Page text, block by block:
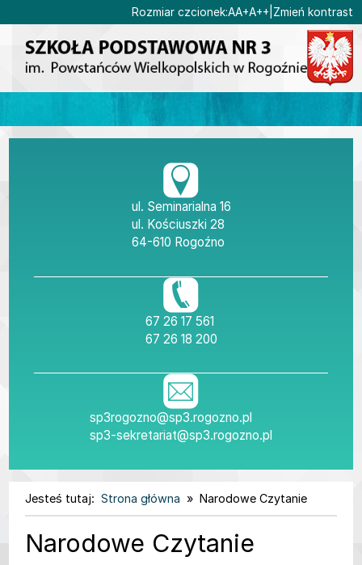
Przejdź do głównej treści Przejdź do wyszukiwarki
Rozmiar czcionek:Ustaw domyślną
AUstaw większą
A+Ustaw największą
A++ Zmień kontrast
« »
Dane
ul. Seminarialna 16
ul. Kościuszki 28
64-610 Rogoźno
tel./fax
67 26 17 561
tel.
67 26 18 200
sp3rogozno@sp3.rogozno.pl
sp3-sekretariat@sp3.rogozno.pl
Jesteś tutaj: Strona główna Narodowe Czytanie
Narodowe Czytanie